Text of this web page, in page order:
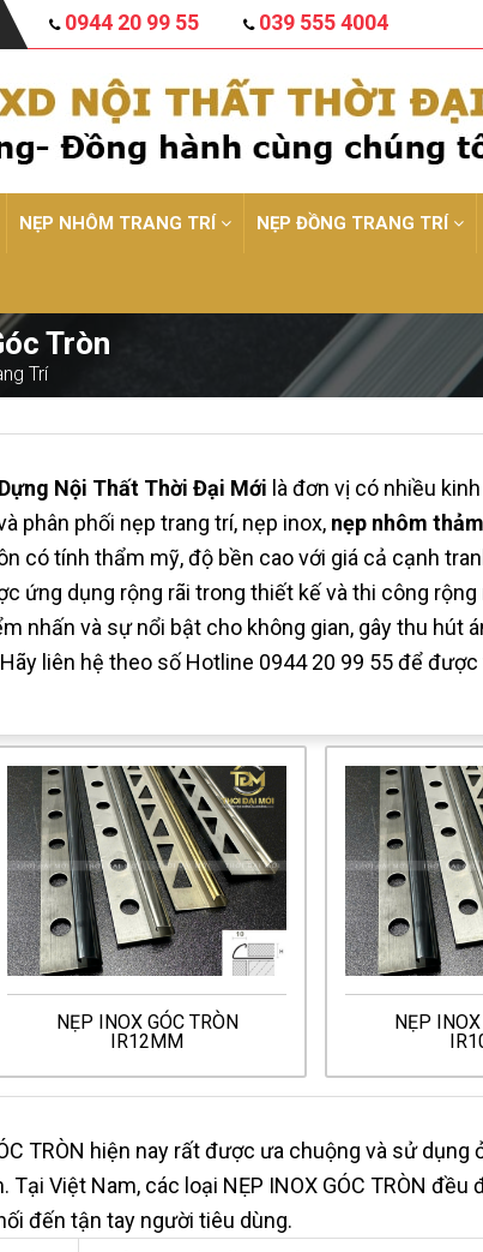
0944 20 99 55 039 555 4004
NẸP NHÔM TRANG TRÍ NẸP ĐỒNG TRANG TRÍ
Tròn
Trí
Nội Thất Thời Đại Mới là đơn vị có nhiều
phân phối nẹp trang trí, nẹp inox, nẹp nhôm thảm
có tính thẩm mỹ, độ bền cao với giá cả cạnh
ứng dụng rộng rãi trong thiết kế và thi công rộng
nhấn và sự nổi bật cho không gian, gây thu hút
liên hệ theo số Hotline 0944 20 99 55 để được
NẸP INOX GÓC TRÒN
IR12MM
NẸP
TRÒN hiện nay rất được ưa chuộng và sử dụng
Việt Nam, các loại NẸP INOX GÓC TRÒN đều
đến tận tay người tiêu dùng.